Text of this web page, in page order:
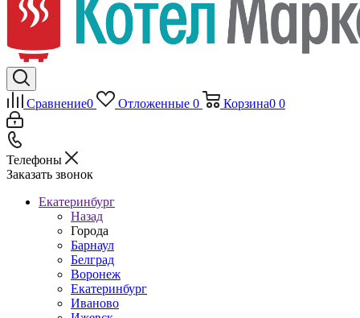
Сравнение0 Отложенные 0 Корзина0 0
Телефоны
Заказать звонок
Екатеринбург
Назад
Города
Барнаул
Белград
Воронеж
Екатеринбург
Иваново